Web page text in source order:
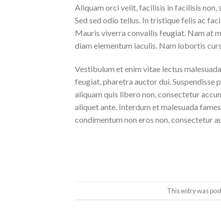
Aliquam orci velit, facilisis in facilisis non,
Sed sed odio tellus. In tristique felis ac
Mauris viverra convallis feugiat. Nam at
diam elementum iaculis. Nam lobortis
Vestibulum et enim vitae lectus
feugiat, pharetra auctor dui. Suspendisse
aliquam quis libero non, consectetur
aliquet ante. Interdum et malesuada
condimentum non eros non, consectetur
This entry was